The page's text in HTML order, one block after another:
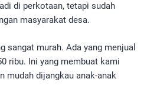
di perkotaan, tetapi sudah
masyarakat desa.
sangat murah. Ada yang menjual
ribu. Ini yang membuat kami
mudah dijangkau anak-anak